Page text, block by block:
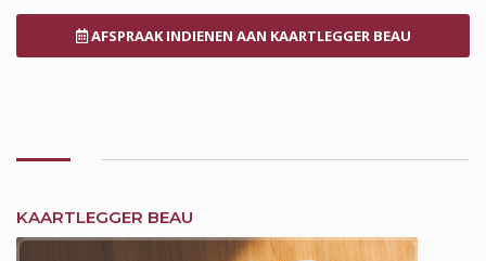
AFSPRAAK INDIENEN AAN KAARTLEGGER BEAU
KAARTLEGGER BEAU